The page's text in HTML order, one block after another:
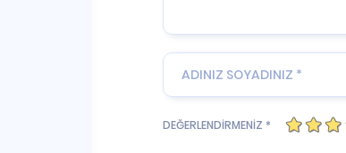
DEĞERLENDİRMENİZ *